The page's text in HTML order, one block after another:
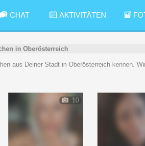
CHAT AKTIVITÄTEN
in Oberösterreich
aus Deiner Stadt in Oberösterreich kennen.
10